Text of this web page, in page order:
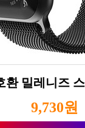
환 밀레니즈
9,730원